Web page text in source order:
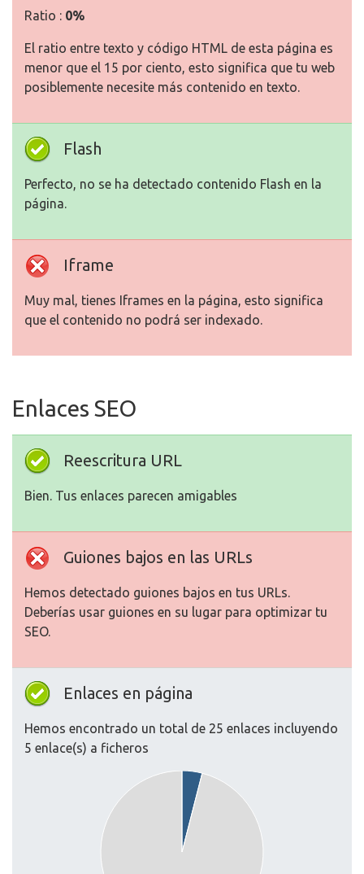
Ratio : 0%
El ratio entre texto y código HTML de esta página es
menor que el 15 por ciento, esto significa que tu web
posiblemente necesite más contenido en texto.
Flash
Perfecto, no se ha detectado contenido Flash en la
página.
Iframe
Muy mal, tienes Iframes en la página, esto significa
que el contenido no podrá ser indexado.
Enlaces SEO
Reescritura URL
Bien. Tus enlaces parecen amigables
Guiones bajos en las URLs
Hemos detectado guiones bajos en tus URLs.
Deberías usar guiones en su lugar para optimizar tu
SEO.
Enlaces en página
Hemos encontrado un total de 25 enlaces incluyendo
5 enlace(s) a ficheros